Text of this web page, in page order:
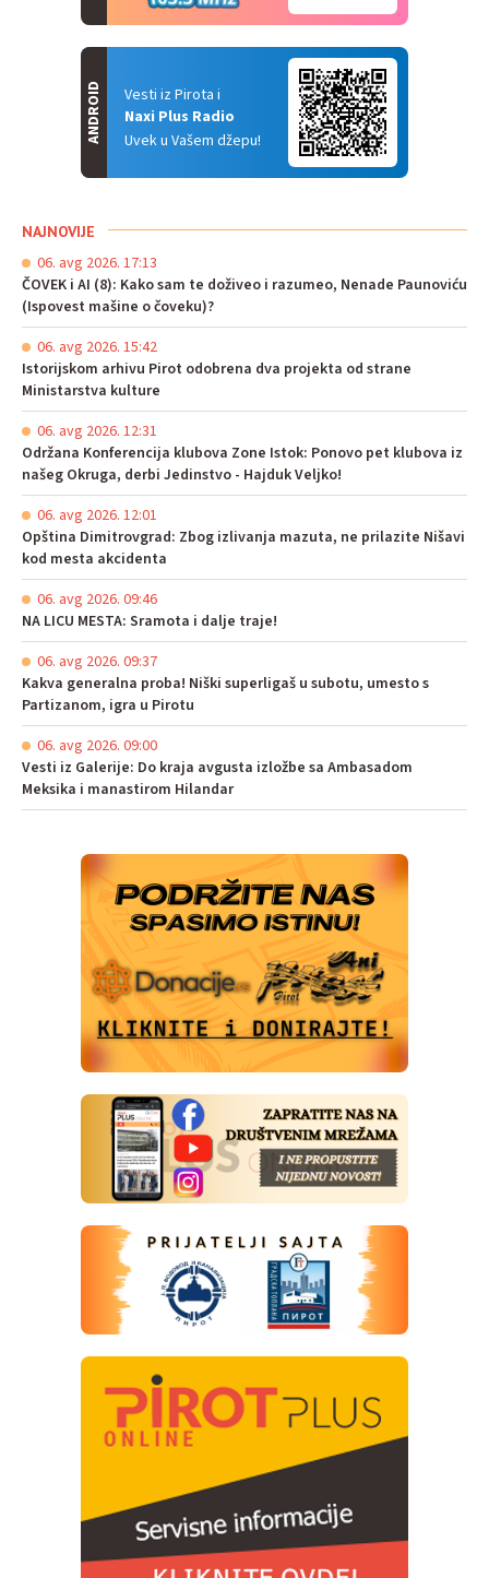
Vesti iz Pirota i
Naxi Plus Radio
Uvek u Vašem džepu!
ANDROID
NAJNOVIJE
06. avg 2026. 17:13
ČOVEK i AI (8): Kako sam te doživeo i razumeo, Nenade Paunoviću
(Ispovest mašine o čoveku)?
06. avg 2026. 15:42
Istorijskom arhivu Pirot odobrena dva projekta od strane
Ministarstva kulture
06. avg 2026. 12:31
Održana Konferencija klubova Zone Istok: Ponovo pet klubova iz
našeg Okruga, derbi Jedinstvo - Hajduk Veljko!
06. avg 2026. 12:01
Opština Dimitrovgrad: Zbog izlivanja mazuta, ne prilazite Nišavi
kod mesta akcidenta
06. avg 2026. 09:46
NA LICU MESTA: Sramota i dalje traje!
06. avg 2026. 09:37
Kakva generalna proba! Niški superligaš u subotu, umesto s
Partizanom, igra u Pirotu
06. avg 2026. 09:00
Vesti iz Galerije: Do kraja avgusta izložbe sa Ambasadom
Meksika i manastirom Hilandar